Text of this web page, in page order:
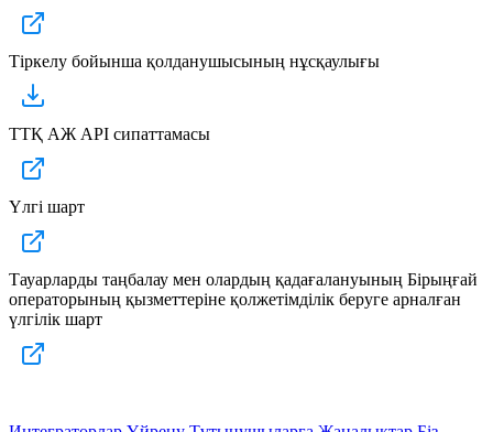
Тіркелу бойынша қолданушысының нұсқаулығы
ТТҚ АЖ API сипаттамасы
Үлгі шарт
Тауарларды таңбалау мен олардың қадағалануының Бірыңғай
операторының қызметтеріне қолжетімділік беруге арналған
үлгілік шарт